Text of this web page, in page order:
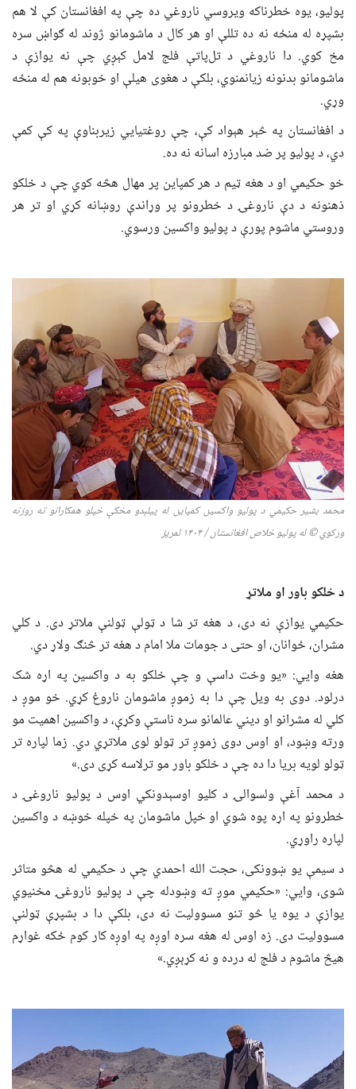
پولیو، یوه خطرناکه ویروسي ناروغي ده چې په افغانستان کې لا هم
بشپړه له منځه نه ده تللې او هر کال د ماشومانو ژوند له ګواښ سره
مخ کوي. دا ناروغي د تل‌پاتې فلج لامل کېږي چې نه یوازې د
ماشومانو بدنونه زیانمنوي، بلکې د هغوی هیلې او خوبونه هم له منځه
وړي.
د افغانستان په څېر هېواد کې، چې روغتیايي زیربناوې په کې کمې
دي، د پولیو پر ضد مبارزه اسانه نه ده.
خو حکیمي او د هغه ټیم د هر کمپاین پر مهال هڅه کوي چې د خلکو
ذهنونه د دې ناروغۍ د خطرونو پر وړاندې روښانه کړي او تر هر
وروستي ماشوم پورې د پولیو واکسین ورسوي.
محمد بشیر حکیمي د پولیو واکسین کمپاین له پیلېدو مخکې خپلو همکارانو ته روزنه
ورکوي© له پولیو خلاص افغانستان / ۱۴۰۴ لمریز
د خلکو باور او ملاتړ
حکیمي یوازې نه دی، د هغه تر شا د ټولې ټولنې ملاتړ دی. د کلي
مشران، ځوانان، او حتی د جومات ملا امام د هغه تر څنګ ولاړ دي.
هغه وايي: «یو وخت داسې و چې خلکو به د واکسین په اړه شک
درلود. دوی به ویل چې دا به زموږ ماشومان ناروغ کړي. خو موږ د
کلي له مشرانو او دیني عالمانو سره ناستې وکړې، د واکسین اهمیت مو
ورته وښود، او اوس دوی زموږ تر ټولو لوی ملاتړي دي. زما لپاره تر
ټولو لویه بریا دا ده چې د خلکو باور مو ترلاسه کړی دی.»
د محمد آغې ولسوالۍ د کلیو اوسېدونکي اوس د پولیو ناروغۍ د
خطرونو په اړه پوه شوي او خپل ماشومان په خپله خوښه د واکسین
لپاره راوړي.
د سیمې یو ښوونکی، حجت الله احمدي چې د حکیمي له هڅو متاثر
شوی، وايي: «حکیمي موږ ته وښودله چې د پولیو ناروغۍ مخنیوي
یوازې د یوه یا څو تنو مسوولیت نه دی، بلکې دا د بشپړې ټولنې
مسوولیت دی. زه اوس له هغه سره اوږه په اوږه کار کوم ځکه غواړم
هیڅ ماشوم د فلج له درده و نه کړېږي.»